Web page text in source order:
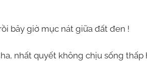
bây giờ mục nát giữa đất đen !
nhất quyết không chịu sống thấp